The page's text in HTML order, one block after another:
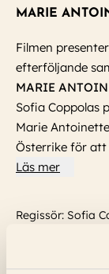
MARIE
Filmen
efterföljande
MARIE
Sofia Coppolas
Marie
Österrike för
Läs mer
Regissör: Sofia
Textning: